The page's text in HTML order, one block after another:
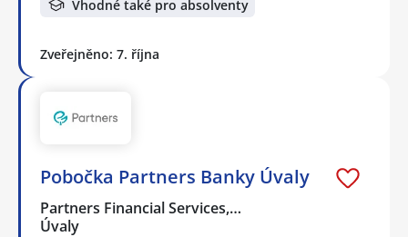
Vhodné také pro absolventy
Zveřejněno: 7. října
Pobočka Partners Banky Úvaly
Partners Financial Services,…
Úvaly